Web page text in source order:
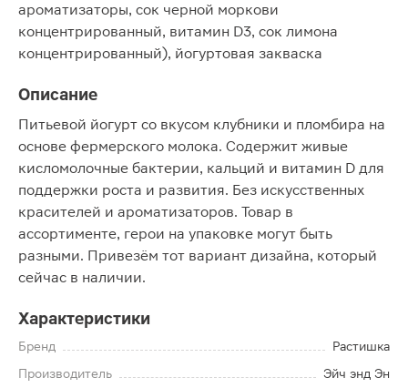
ароматизаторы, сок черной моркови
концентрированный, витамин D3, сок лимона
концентрированный), йогуртовая закваска
Описание
Питьевой йогурт со вкусом клубники и пломбира на
основе фермерского молока. Содержит живые
кисломолочные бактерии, кальций и витамин D для
поддержки роста и развития. Без искусственных
красителей и ароматизаторов. Товар в
ассортименте, герои на упаковке могут быть
разными. Привезём тот вариант дизайна, который
сейчас в наличии.
Характеристики
Бренд
Растишка
Производитель
Эйч энд Эн